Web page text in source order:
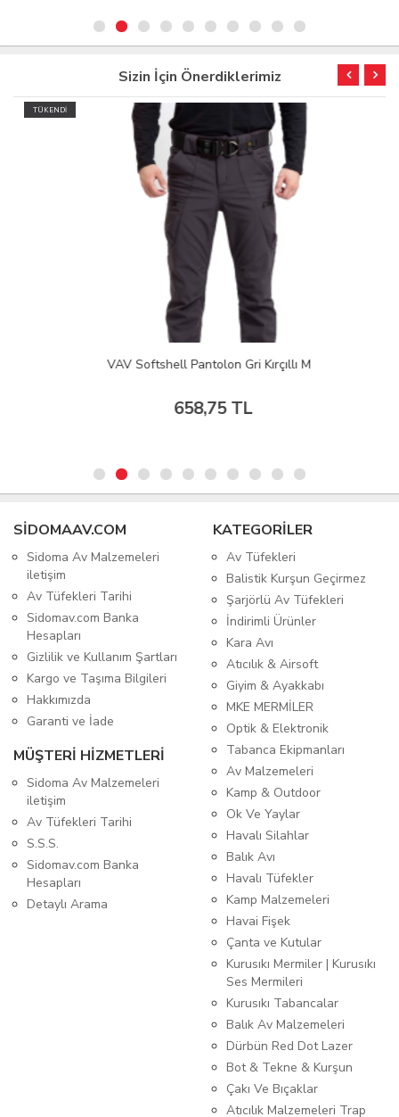
Sizin İçin Önerdiklerimiz
TÜKENDİ
VAV Softshell Pantolon Gri Kırçıllı M
658,75 TL
SIDOMAAV.COM
Sidoma Av Malzemeleri
iletişim
Av Tüfekleri Tarihi
Sidomav.com Banka
Hesapları
Gizlilik ve Kullanım Şartları
Kargo ve Taşıma Bilgileri
Hakkımızda
Garanti ve İade
MÜŞTERİ HİZMETLERİ
Sidoma Av Malzemeleri
iletişim
Av Tüfekleri Tarihi
S.S.S.
Sidomav.com Banka
Hesapları
Detaylı Arama
KATEGORİLER
Av Tüfekleri
Balistik Kurşun Geçirmez
Şarjörlü Av Tüfekleri
İndirimli Ürünler
Kara Avı
Atıcılık & Airsoft
Giyim & Ayakkabı
MKE MERMİLER
Optik & Elektronik
Tabanca Ekipmanları
Av Malzemeleri
Kamp & Outdoor
Ok Ve Yaylar
Havalı Silahlar
Balık Avı
Havalı Tüfekler
Kamp Malzemeleri
Havai Fişek
Çanta ve Kutular
Kurusıkı Mermiler | Kurusıkı
Ses Mermileri
Kurusıkı Tabancalar
Balık Av Malzemeleri
Dürbün Red Dot Lazer
Bot & Tekne & Kurşun
Çakı Ve Bıçaklar
Atıcılık Malzemeleri Trap